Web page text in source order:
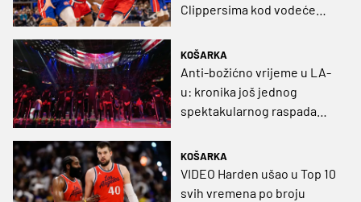
Clippersima kod vodeće
KOŠARKA
Anti-božićno vrijeme u LA-
u: kronika još jednog
spektakularnog raspada
KOŠARKA
VIDEO Harden ušao u Top 10
svih vremena po broju